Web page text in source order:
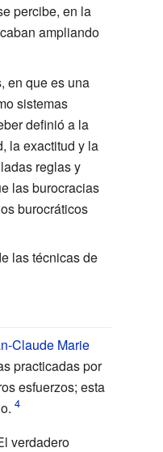
percibe, en la
ampliando
en que es una
sistemas
definió a la
la exactitud y la
reglas y
las burocracias
burocráticos
las técnicas de
Claude Marie
practicadas por
esfuerzos; esta
verdadero